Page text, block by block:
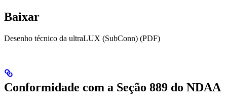
Baixar
Desenho técnico da ultraLUX (SubConn) (PDF)
Conformidade com a Seção 889 do NDAA